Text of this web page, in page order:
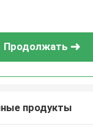
Продолжать
продукты